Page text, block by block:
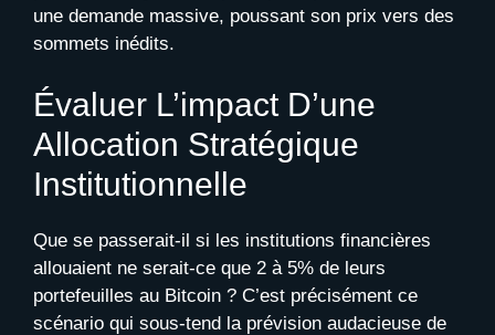
une demande massive, poussant son prix vers des
sommets inédits.
Évaluer L’impact D’une
Allocation Stratégique
Institutionnelle
Que se passerait-il si les institutions financières
allouaient ne serait-ce que 2 à 5% de leurs
portefeuilles au Bitcoin ? C’est précisément ce
scénario qui sous-tend la prévision audacieuse de